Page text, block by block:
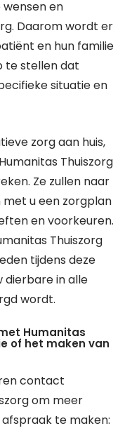
en
Daarom wordt er
en hun familie
te stellen dat
situatie en
zorg aan huis,
Thuiszorg
Ze zullen naar
met u een zorgplan
en voorkeuren.
Thuiszorg
tijdens deze
dierbare in alle
wordt.
Humanitas
of het maken van
contact
om meer
te maken: